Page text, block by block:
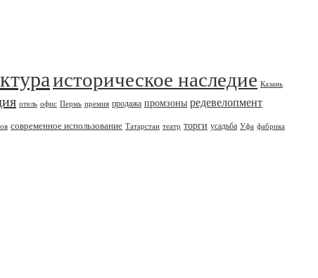
историческое наследие Казань
отель офис Пермь премия продажа промзоны редевелопмент
современное использование Татарстан театр торги усадьба Уфа фабрика